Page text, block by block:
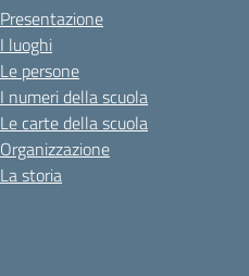
Presentazione
I luoghi
Le persone
I numeri della scuola
Le carte della scuola
Organizzazione
La storia